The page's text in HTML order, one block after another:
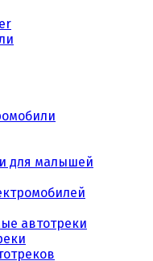
для малышей
автотреки